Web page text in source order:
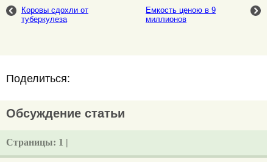
Коровы сдохли от
туберкулеза
Емкость ценою в 9
миллионов
Поделиться:
Обсуждение статьи
Страницы: 1 |